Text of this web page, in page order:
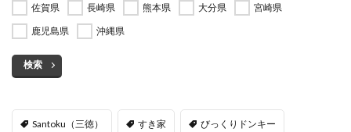
佐賀県
長崎県 熊本県 大分県
宮崎県
鹿児島県
沖縄県
検索
Santoku（三徳） すき家 びっくりドンキー